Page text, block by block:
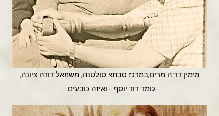
מימין דודה מרים,במרכז סבתא סולטנה, משמאל דודה ציונה,
עומד דוד יוסף - ואיזה כובעים...